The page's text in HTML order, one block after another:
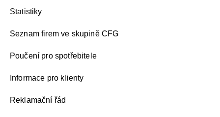
Statistiky
Seznam firem ve skupině CFG
Poučení pro spotřebitele
Informace pro klienty
Reklamační řád